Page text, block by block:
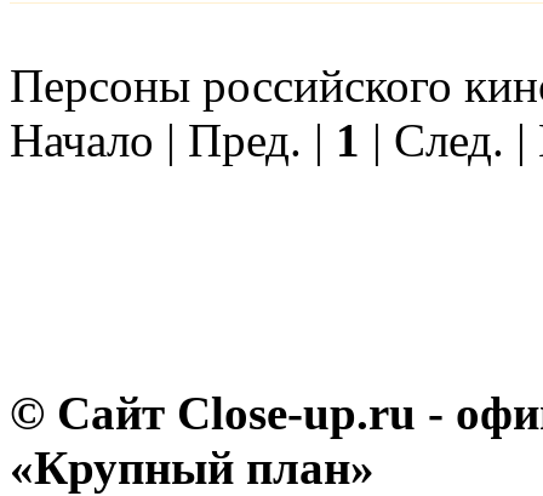
Персоны российского
Начало | Пред. | 1 | След.
© Сайт Close-up.ru -
«Крупный план»